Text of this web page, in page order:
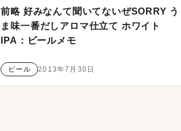
前略 好みなんて聞いてないぜSORRY う
ま味一番だしアロマ仕立て ホワイト
IPA：ビールメモ
ビール 2013年7月30日